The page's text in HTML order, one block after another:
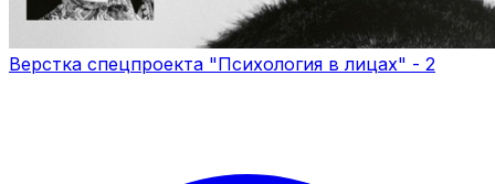
Верстка спецпроекта "Психология в лицах" - 2